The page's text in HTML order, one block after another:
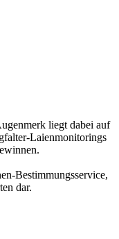
liegt dabei auf
Laienmonitorings
Bestimmungsservice,
dar.